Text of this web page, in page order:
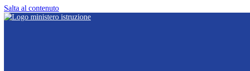
Salta al contenuto